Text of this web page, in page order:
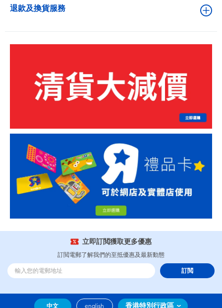
退款及換貨服務
立即訂閲獲取更多優惠
訂閲電郵了解我們的至抵優惠及最新動態
訂閲
中文 english 香港特別行政區